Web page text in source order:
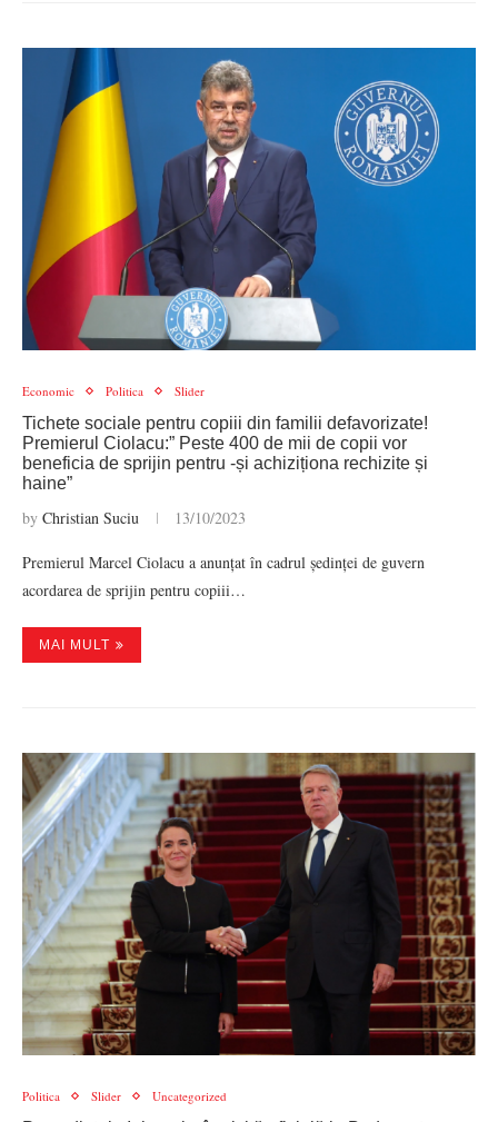
Economic Politica Slider
Tichete sociale pentru copiii din familii defavorizate!
Premierul Ciolacu:” Peste 400 de mii de copii vor
beneficia de sprijin pentru -și achiziționa rechizite și
haine”
by Christian Suciu 13/10/2023
Premierul Marcel Ciolacu a anunțat în cadrul ședinței de guvern
acordarea de sprijin pentru copiii…
MAI MULT
Politica Slider Uncategorized